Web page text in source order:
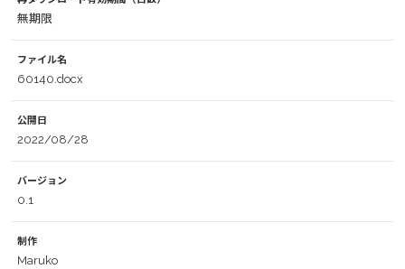
無期限
ファイル名
60140.docx
公開日
2022/08/28
バージョン
0.1
制作
Maruko